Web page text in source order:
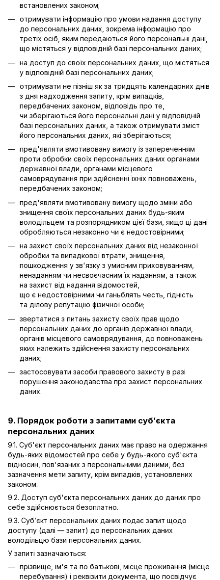
встановлених законом;
отримувати інформацію про умови надання доступу
до персональних даних, зокрема інформацію про
третіх осіб, яким передаються його персональні дані,
що містяться у відповідній базі персональних даних;
на доступ до своїх персональних даних, що містяться
у відповідній базі персональних даних;
отримувати не пізніш як за тридцять календарних днів
з дня надходження запиту, крім випадків,
передбачених законом, відповідь про те,
чи зберігаються його персональні дані у відповідній
базі персональних даних, а також отримувати зміст
його персональних даних, які зберігаються;
пред'являти вмотивовану вимогу із запереченням
проти обробки своїх персональних даних органами
державної влади, органами місцевого
самоврядування при здійсненні їхніх повноважень,
передбачених законом;
пред'являти вмотивовану вимогу щодо зміни або
знищення своїх персональних даних будь-яким
володільцем та розпорядником цієї бази, якщо ці дані
обробляються незаконно чи є недостовірними;
на захист своїх персональних даних від незаконної
обробки та випадкової втрати, знищення,
пошкодження у зв'язку з умисним приховуванням,
ненаданням чи несвоєчасним їх наданням, а також
на захист від надання відомостей,
що є недостовірними чи ганьблять честь, гідність
та ділову репутацію фізичної особи;
звертатися з питань захисту своїх прав щодо
персональних даних до органів державної влади,
органів місцевого самоврядування, до повноважень
яких належить здійснення захисту персональних
даних;
застосовувати засоби правового захисту в разі
порушення законодавства про захист персональних
даних.
9. Порядок роботи з запитами суб’єкта
персональних даних
9.1. Суб'єкт персональних даних має право на одержання
будь-яких відомостей про себе у будь-якого суб'єкта
відносин, пов'язаних з персональними даними, без
зазначення мети запиту, крім випадків, установлених
законом.
9.2. Доступ суб'єкта персональних даних до даних про
себе здійснюється безоплатно.
9.3. Суб’єкт персональних даних подає запит щодо
доступу (далі — запит) до персональних даних
володільцю бази персональних даних.
У запиті зазначаються:
прізвище, ім'я та по батькові, місце проживання (місце
перебування) і реквізити документа, що посвідчує